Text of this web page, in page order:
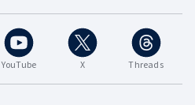
YouTube X Threads